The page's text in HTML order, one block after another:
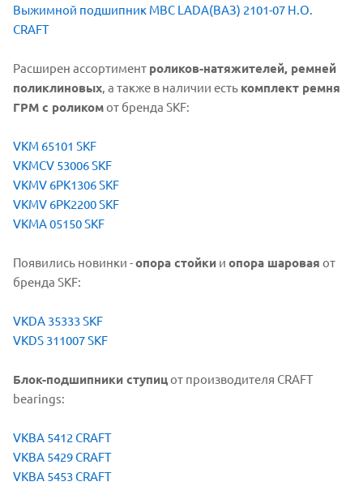
Выжимной подшипник МВС LADA(ВАЗ) 2101-07 Н.О.
CRAFT
Расширен ассортимент роликов-натяжителей, ремней
поликлиновых , а также в наличии есть комплект ремня
ГРМ с роликомот бренда SKF:
VKM 65101 SKF
VKMCV 53006 SKF
VKMV 6PK1306 SKF
VKMV 6PK2200 SKF
VKMA 05150 SKF
Появились новинки -опора стойки и опора шаровая от
бренда SKF:
VKDA 35333 SKF
VKDS 311007 SKF
Блок-подшипники ступицот производителя CRAFT
bearings:
VKBA 5412 CRAFT
VKBA 5429 CRAFT
VKBA 5453 CRAFT